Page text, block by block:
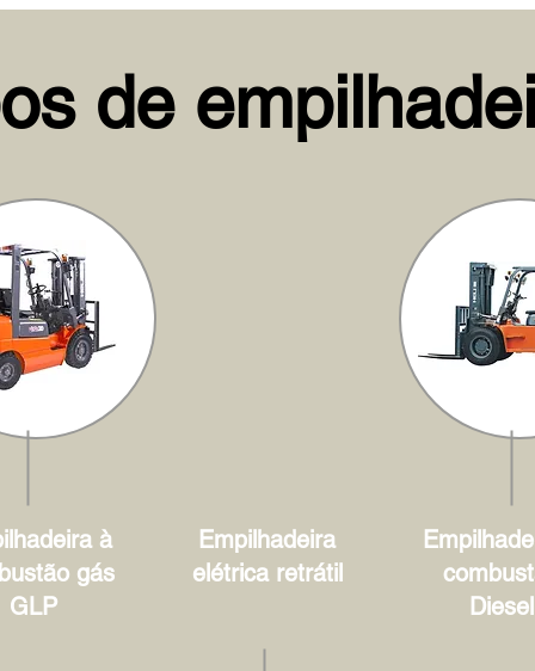
de
à
gás
GLP
Empilhadeira
elétrica retrátil
Diesel